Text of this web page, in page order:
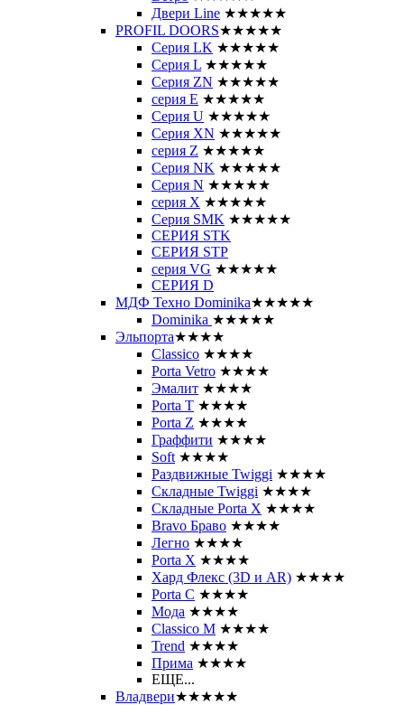
Двери Line ★★★★★
PROFIL DOORS★★★★★
Серия LK ★★★★★
Серия L ★★★★★
Серия ZN ★★★★★
серия E ★★★★★
Серия U ★★★★★
Серия XN ★★★★★
серия Z ★★★★★
Серия NK ★★★★★
Серия N ★★★★★
серия X ★★★★★
Серия SMK ★★★★★
СЕРИЯ STK
СЕРИЯ STP
серия VG ★★★★★
СЕРИЯ D
МДФ Техно Dominika★★★★★
Dominika ★★★★★
Эльпорта★★★★
Classico ★★★★
Porta Vetro ★★★★
Эмалит ★★★★
Porta T ★★★★
Porta Z ★★★★
Граффити ★★★★
Soft ★★★★
Раздвижные Twiggi ★★★★
Складные Twiggi ★★★★
Складные Porta X ★★★★
Bravo Браво ★★★★
Легно ★★★★
Porta X ★★★★
Хард Флекс (3D и AR) ★★★★
Porta C ★★★★
Мода ★★★★
Classico M ★★★★
Trend ★★★★
Прима ★★★★
ЕЩЕ...
Владвери★★★★★